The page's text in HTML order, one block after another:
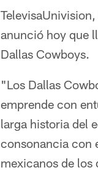
anunció hoy que
Dallas Cowboys.
"Los Dallas
emprende con
larga historia del
consonancia con
mexicanos de